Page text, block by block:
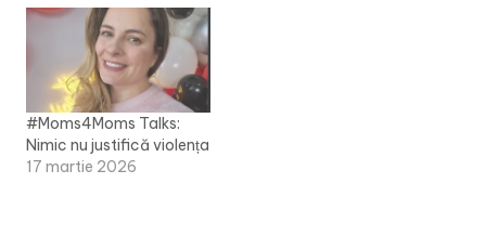
#Moms4Moms Talks:
Nimic nu justifică violența
17 martie 2026